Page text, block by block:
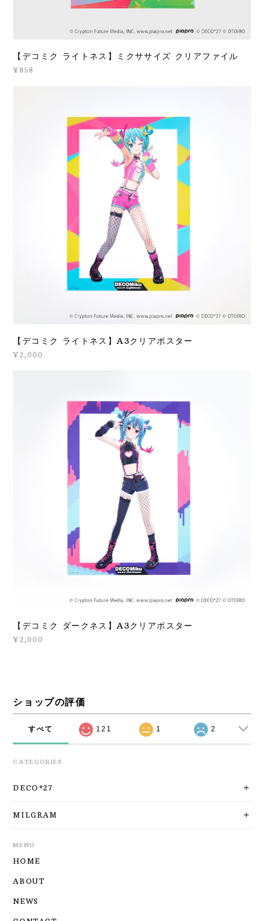
【デコミク ライトネス】ミクササイズ クリアファイル
¥858
【デコミク ライトネス】A3クリアポスター
¥2,000
【デコミク ダークネス】A3クリアポスター
¥2,000
ショップの評価
すべて 121 1 2
CATEGORIES
DECO*27
MILGRAM
MENU
HOME
ABOUT
NEWS